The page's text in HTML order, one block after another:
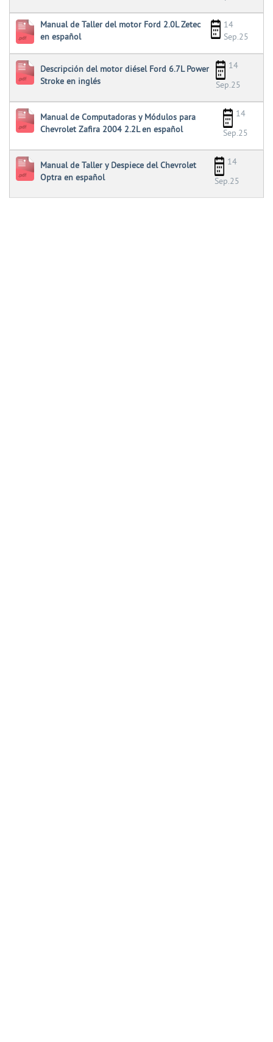
Manual de Taller del motor Ford 2.0L Zetec
en español
14
Sep.25
Descripción del motor diésel Ford 6.7L Power
Stroke en inglés
14
Sep.25
Manual de Computadoras y Módulos para
Chevrolet Zafira 2004 2.2L en español
14
Sep.25
Manual de Taller y Despiece del Chevrolet
Optra en español
14
Sep.25